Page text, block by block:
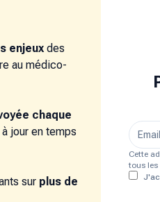
Cette
tous les
enjeuxdes
au médico-
chaque
jour en temps
sur plus de